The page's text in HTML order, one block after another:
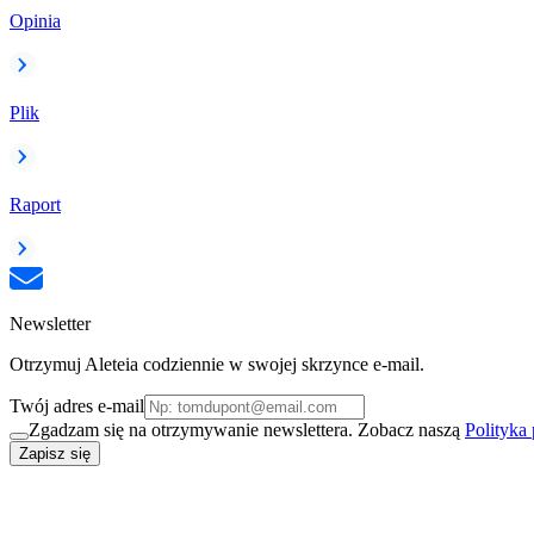
Opinia
Plik
Raport
Newsletter
Otrzymuj Aleteia codziennie w swojej skrzynce e-mail.
Twój adres e-mail
Zgadzam się na otrzymywanie newslettera. Zobacz naszą Polityka
Zapisz się